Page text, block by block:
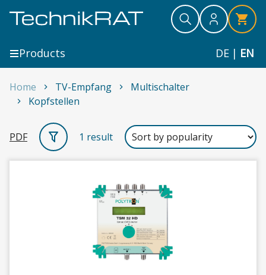
Search
Search
Search
DE | EN
Products
Home TV-Empfang
Multischalter
Kopfstellen
Kopfstellen
PDF 1 result